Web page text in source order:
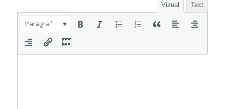
Vizual Text
Paragraf